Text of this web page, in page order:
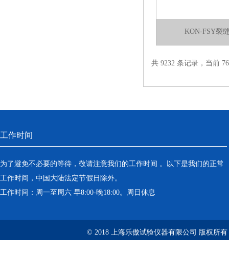
KON-FSY裂
共 9232 条记录，当前
工作时间
为了避免不必要的等待，敬请注意我们的工作时间 。以下是我们的正常
工作时间，中国大陆法定节假日除外。
工作时间：周一至周六 早8:00-晚18:00。周日休息
© 2018 上海乐傲试验仪器有限公司 版权所